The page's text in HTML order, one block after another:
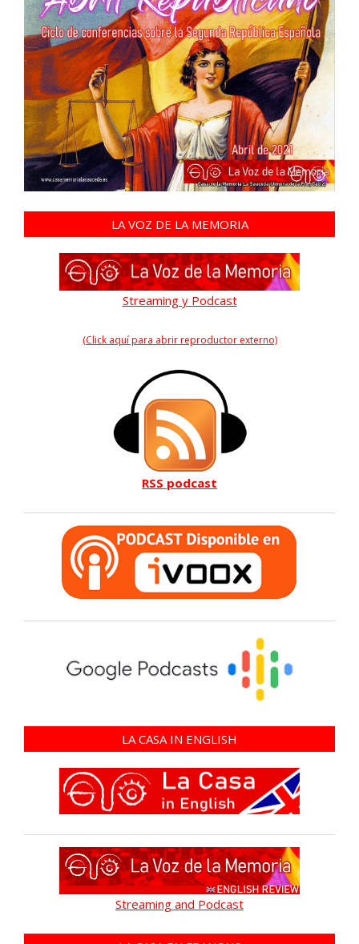
LA VOZ DE LA MEMORIA
Streaming y Podcast
(Click aquí para abrir reproductor externo)
RSS podcast
LA CASA IN ENGLISH
Streaming and Podcast